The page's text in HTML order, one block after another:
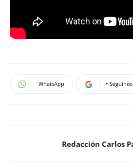
WhatsApp +
Redacción Carlos